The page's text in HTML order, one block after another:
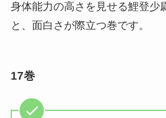
身体能力の高さを見せる鯉登少
と、面白さが際立つ巻です。
17巻